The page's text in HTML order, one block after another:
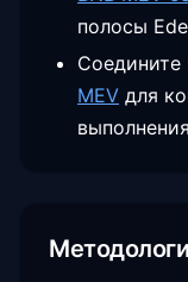
полосы
Соедините
MEV для